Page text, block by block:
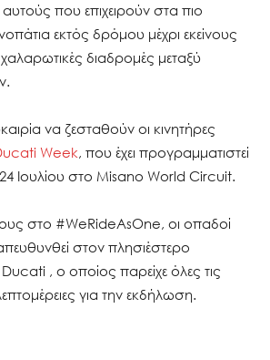
που επιχειρούν στα πιο
εκτός δρόμου μέχρι εκείνους
διαδρομές μεταξύ
να ζεσταθούν οι κινητήρες
Week, που έχει προγραμματιστεί
Ιουλίου στο Misano World Circuit.
στο #WeRideAsOne, οι οπαδοί
στον πλησιέστερο
, ο οποίος παρείχε όλες τις
για την εκδήλωση.